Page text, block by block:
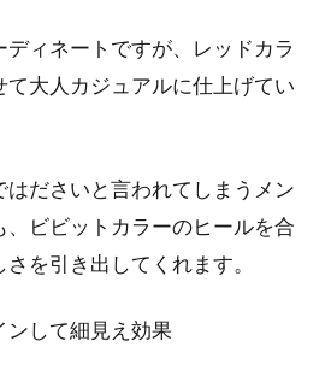
ディネートですが、レッドカラ
大人カジュアルに仕上げてい
はださいと言われてしまうメン
、ビビットカラーのヒールを合
を引き出してくれます。
して細見え効果